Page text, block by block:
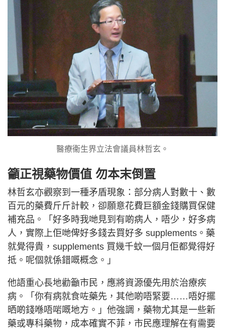
醫療衞生界立法會議員林哲玄。
籲正視藥物價值 勿本末倒置
林哲玄亦觀察到一種矛盾現象：部分病人對數十、數
百元的藥費斤斤計較，卻願意花費巨額金錢購買保健
補充品。「好多時我哋見到有啲病人，唔少，好多病
人，實際上佢哋俾好多錢去買好多 supplements。藥
就覺得貴，supplements 買幾千蚊一個月佢都覺得好
抵。呢個就係錯嘅概念。」
他語重心長地勸籲市民，應將資源優先用於治療疾
病。「你有病就食咗藥先，其他啲唔緊要……唔好擺
晒啲錢喺唔啱嘅地方。」他強調，藥物尤其是一些新
藥或專科藥物，成本確實不菲，市民應理解在有需要